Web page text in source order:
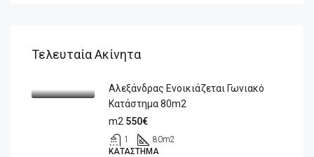
Τελευταία Ακίνητα
Αλεξάνδρας Ενοικιάζεται Γωνιακό
Κατάστημα 80m2
m2 550€
1 80m2
ΚΑΤΆΣΤΗΜΑ